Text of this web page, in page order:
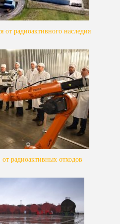
от радиоактивного наследия
радиоактивных отходов